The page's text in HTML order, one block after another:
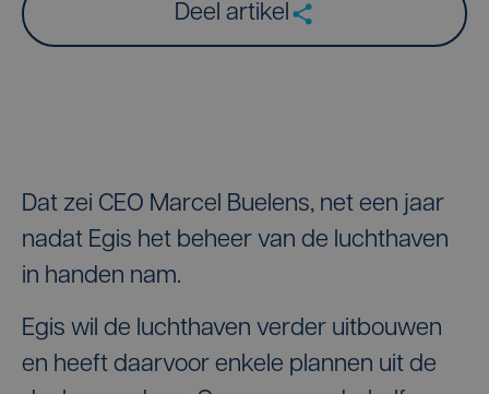
Deel artikel
Dat zei CEO Marcel Buelens, net een jaar
nadat Egis het beheer van de luchthaven
in handen nam.
Egis wil de luchthaven verder uitbouwen
en heeft daarvoor enkele plannen uit de